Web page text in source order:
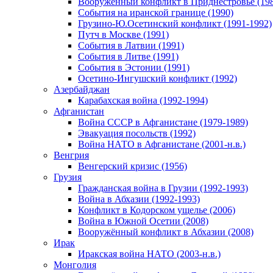
События на иранской границе (1990)
Грузино-Ю.Осетинский конфликт (1991-1992)
Путч в Москве (1991)
События в Латвии (1991)
События в Литве (1991)
События в Эстонии (1991)
Осетино-Ингушский конфликт (1992)
Азербайджан
Карабахская война (1992-1994)
Афганистан
Война СССР в Афганистане (1979-1989)
Эвакуация посольств (1992)
Война НАТО в Афганистане (2001-н.в.)
Венгрия
Венгерский кризис (1956)
Грузия
Гражданская война в Грузии (1992-1993)
Война в Абхазии (1992-1993)
Конфликт в Кодорском ущелье (2006)
Война в Южной Осетии (2008)
Вооружённый конфликт в Абхазии (2008)
Ирак
Иракская война НАТО (2003-н.в.)
Монголия